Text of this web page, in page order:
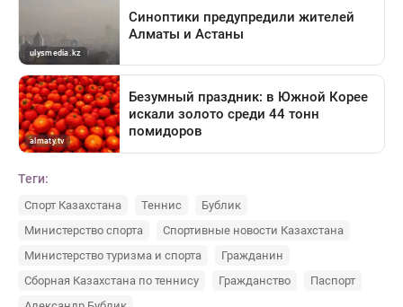
Теги:
Спорт Казахстана Теннис
Бублик
Министерство спорта
Спортивные новости Казахстана
Министерство туризма и спорта
Гражданин
Сборная Казахстана по теннису
Гражданство
Паспорт